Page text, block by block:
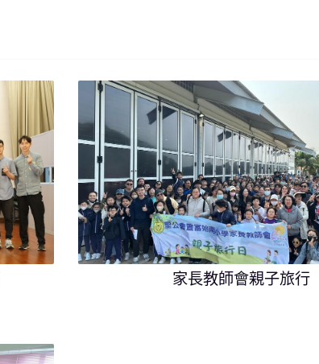
家長教師會親子旅行